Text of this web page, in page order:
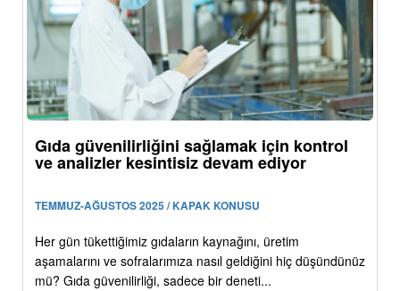
Gıda güvenilirliğini sağlamak için kontrol
ve analizler kesintisiz devam ediyor
TEMMUZ-AĞUSTOS 2025 / KAPAK KONUSU
Her gün tükettiğimiz gıdaların kaynağını, üretim
aşamalarını ve sofralarımıza nasıl geldiğini hiç düşündünüz
mü? Gıda güvenilirliği, sadece bir deneti...